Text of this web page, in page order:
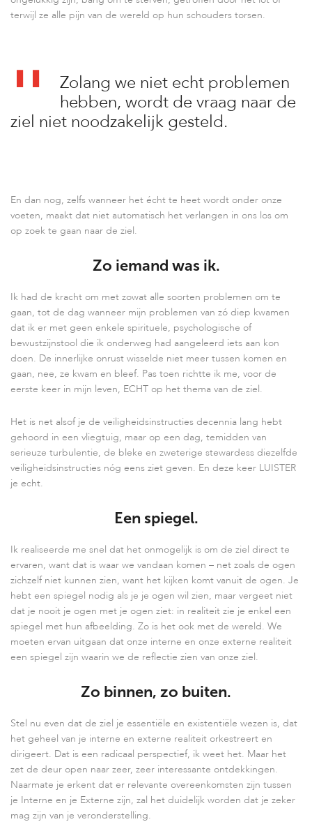
terwijl ze alle pijn van de wereld op hun schouders torsen.
Zolang we niet echt problemen
hebben, wordt de vraag naar de
ziel niet noodzakelijk gesteld.
En dan nog, zelfs wanneer het écht te heet wordt onder onze
voeten, maakt dat niet automatisch het verlangen in ons los om
op zoek te gaan naar de ziel.
Zo iemand was ik.
Ik had de kracht om met zowat alle soorten problemen om te
gaan, tot de dag wanneer mijn problemen van zó diep kwamen
dat ik er met geen enkele spirituele, psychologische of
bewustzijnstool die ik onderweg had aangeleerd iets aan kon
doen. De innerlijke onrust wisselde niet meer tussen komen en
gaan, nee, ze kwam en bleef. Pas toen richtte ik me, voor de
eerste keer in mijn leven, ECHT op het thema van de ziel.
Het is net alsof je de veiligheidsinstructies decennia lang hebt
gehoord in een vliegtuig, maar op een dag, temidden van
serieuze turbulentie, de bleke en zweterige stewardess diezelfde
veiligheidsinstructies nóg eens ziet geven. En deze keer LUISTER
je echt.
Een spiegel.
Ik realiseerde me snel dat het onmogelijk is om de ziel direct te
ervaren, want dat is waar we vandaan komen – net zoals de ogen
zichzelf niet kunnen zien, want het kijken komt vanuit de ogen. Je
hebt een spiegel nodig als je je ogen wil zien, maar vergeet niet
dat je nooit je ogen met je ogen ziet: in realiteit zie je enkel een
spiegel met hun afbeelding. Zo is het ook met de wereld. We
moeten ervan uitgaan dat onze interne en onze externe realiteit
een spiegel zijn waarin we de reflectie zien van onze ziel.
Zo binnen, zo buiten.
Stel nu even dat de ziel je essentiële en existentiële wezen is, dat
het geheel van je interne en externe realiteit orkestreert en
dirigeert. Dat is een radicaal perspectief, ik weet het. Maar het
zet de deur open naar zeer, zeer interessante ontdekkingen.
Naarmate je erkent dat er relevante overeenkomsten zijn tussen
je Interne en je Externe zijn, zal het duidelijk worden dat je zeker
mag zijn van je veronderstelling.